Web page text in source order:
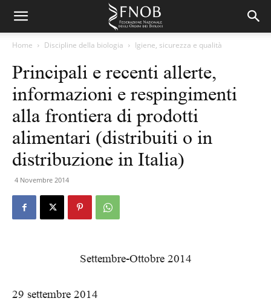
Home Discipline della biologia Igiene, sicurezza e qualità
Principali e recenti allerte,
informazioni e respingimenti
alla frontiera di prodotti
alimentari (distribuiti o in
distribuzione in Italia)
4 Novembre 2014
Settembre-­Ottobre 2014
29 settembre 2014